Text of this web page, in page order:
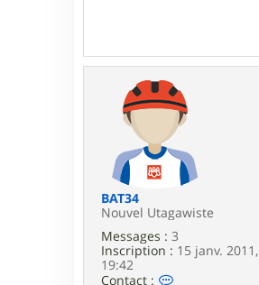
c
e
r
G
a
r
i
k
BAT34
Nouvel Utagawiste
Messages : 3
Inscription : 15 janv. 2011,
19:42
Contact :